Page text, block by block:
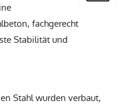
fachgerecht
Stabilität und
Stahl wurden verbaut,